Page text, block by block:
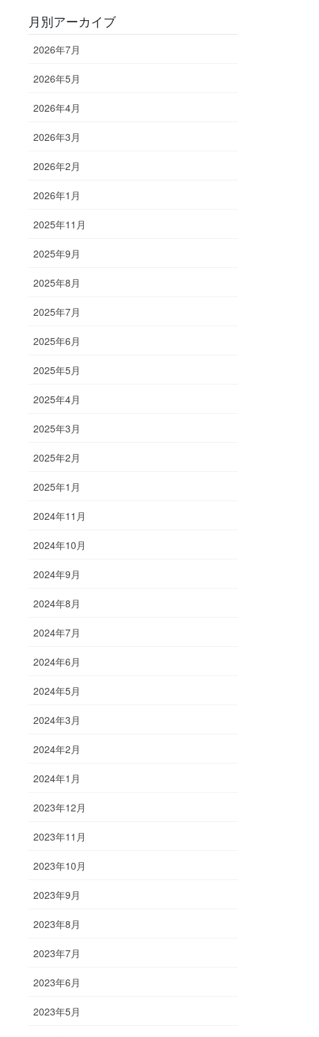
月別アーカイブ
2026年7月
2026年5月
2026年4月
2026年3月
2026年2月
2026年1月
2025年11月
2025年9月
2025年8月
2025年7月
2025年6月
2025年5月
2025年4月
2025年3月
2025年2月
2025年1月
2024年11月
2024年10月
2024年9月
2024年8月
2024年7月
2024年6月
2024年5月
2024年3月
2024年2月
2024年1月
2023年12月
2023年11月
2023年10月
2023年9月
2023年8月
2023年7月
2023年6月
2023年5月